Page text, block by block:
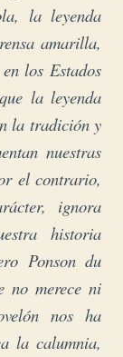
la leyenda
amarilla,
los Estados
la leyenda
la tradición y
nuestras
el contrario,
ignora
historia
Ponson du
no merece ni
nos ha
la calumnia,